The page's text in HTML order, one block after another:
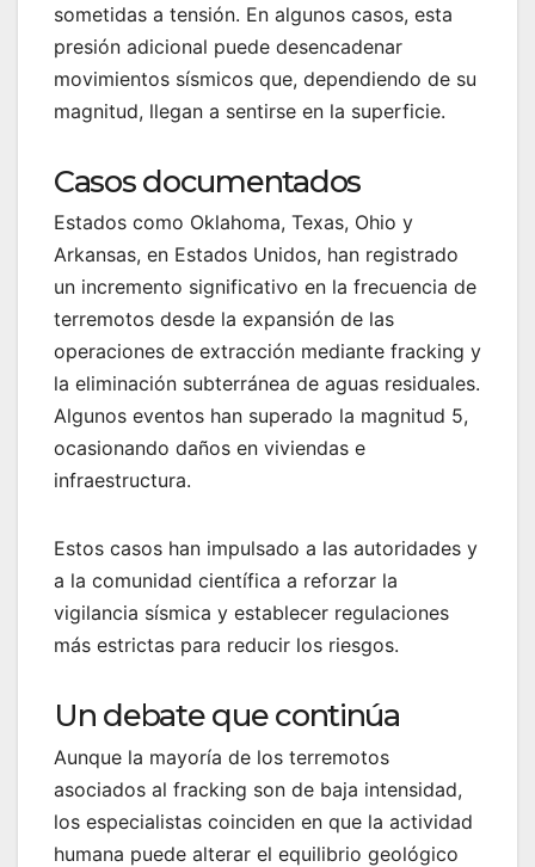
sometidas a tensión. En algunos casos, esta
presión adicional puede desencadenar
movimientos sísmicos que, dependiendo de su
magnitud, llegan a sentirse en la superficie.
Casos documentados
Estados como Oklahoma, Texas, Ohio y
Arkansas, en Estados Unidos, han registrado
un incremento significativo en la frecuencia de
terremotos desde la expansión de las
operaciones de extracción mediante fracking y
la eliminación subterránea de aguas residuales.
Algunos eventos han superado la magnitud 5,
ocasionando daños en viviendas e
infraestructura.
Estos casos han impulsado a las autoridades y
a la comunidad científica a reforzar la
vigilancia sísmica y establecer regulaciones
más estrictas para reducir los riesgos.
Un debate que continúa
Aunque la mayoría de los terremotos
asociados al fracking son de baja intensidad,
los especialistas coinciden en que la actividad
humana puede alterar el equilibrio geológico